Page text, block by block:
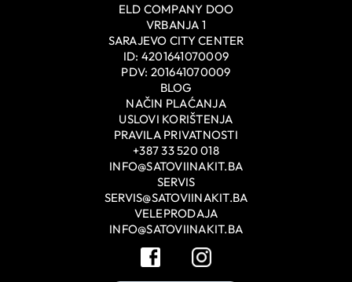
ELD COMPANY DOO
VRBANJA 1
SARAJEVO CITY CENTER
ID: 4201641070009
PDV: 201641070009
BLOG
NAČIN PLAĆANJA
USLOVI KORIŠTENJA
PRAVILA PRIVATNOSTI
+387 33 520 018
INFO@SATOVIINAKIT.BA
SERVIS
SERVIS@SATOVIINAKIT.BA
VELEPRODAJA
INFO@SATOVIINAKIT.BA